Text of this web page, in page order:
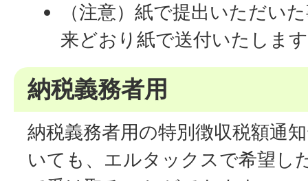
（注意）紙で提出いただい
来どおり紙で送付いたしま
納税義務者用
納税義務者用の特別徴収税額通
いても、エルタックスで希望し